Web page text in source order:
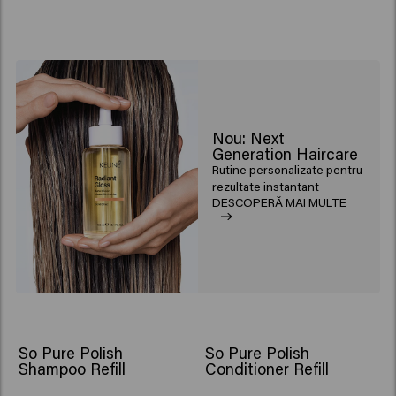
Nou: Next
Generation Haircare
Rutine personalizate pentru
rezultate instantant
DESCOPERĂ MAI MULTE
So Pure Polish
Shampoo Refill
So Pure Polish
Conditioner Refill